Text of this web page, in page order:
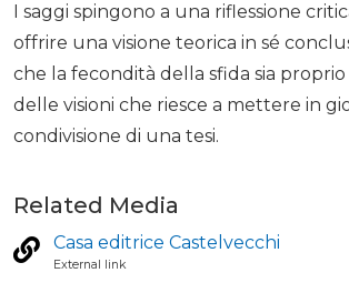
I saggi spingono a una riflessione
offrire una visione teorica in sé
che la fecondità della sfida sia
delle visioni che riesce a mettere in
condivisione di una tesi.
Related Media
Casa editrice Castelvecchi
External link